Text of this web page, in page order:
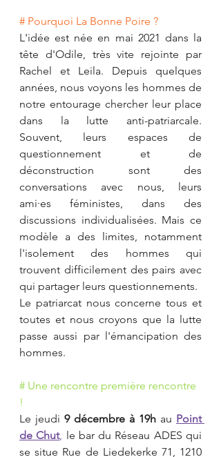
# Pourquoi La Bonne Poire ?
L'idée est née en mai 2021 dans la
tête d'Odile, très vite rejointe par
Rachel et Leila. Depuis quelques
années, nous voyons les hommes de
notre entourage chercher leur place
dans la lutte anti-patriarcale.
Souvent, leurs espaces de
questionnement et de
déconstruction sont des
conversations avec nous, leurs
ami·es féministes, dans des
discussions individualisées. Mais ce
modèle a des limites, notamment
l'isolement des hommes qui
trouvent difficilement des pairs avec
qui partager leurs questionnements.
Le patriarcat nous concerne tous et
toutes et nous croyons que la lutte
passe aussi par l'émancipation des
hommes.
# Une rencontre première rencontre
!
Le jeudi 9 décembre à 19h au Point
de Chut, le bar du Réseau ADES qui
se situe Rue de Liedekerke 71, 1210